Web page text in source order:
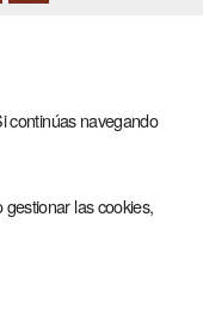
continúas navegando
las cookies,